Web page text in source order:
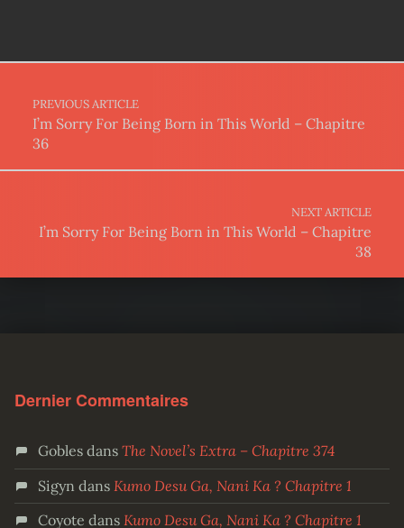
Post navigation
PREVIOUS ARTICLE
I’m Sorry For Being Born in This World – Chapitre
36
NEXT ARTICLE
I’m Sorry For Being Born in This World – Chapitre
38
Dernier Commentaires
Goblesdans The Novel’s Extra – Chapitre 374
Sigyn dans Kumo Desu Ga, Nani Ka ? Chapitre 1
Coyote dans Kumo Desu Ga, Nani Ka ? Chapitre 1